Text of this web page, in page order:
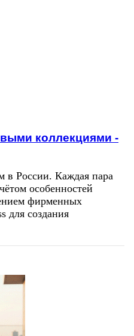
коллекциями -
в России. Каждая пара
особенностей
фирменных
для создания